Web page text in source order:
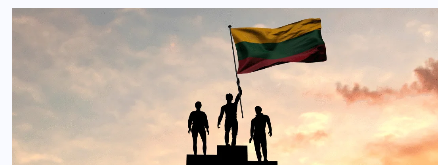
ENERGETIKA NAUJIENOS
Naujas svertas Europoje: Lietuva
perima svarbų postą strateginėje
Europos energetikos asociacijoje
NAMAI IR SODAS
Kaip apsaugoti daržą nuo šliužų ir
kurmių nekenkiant augalams?
29 LIEPOS, 2026